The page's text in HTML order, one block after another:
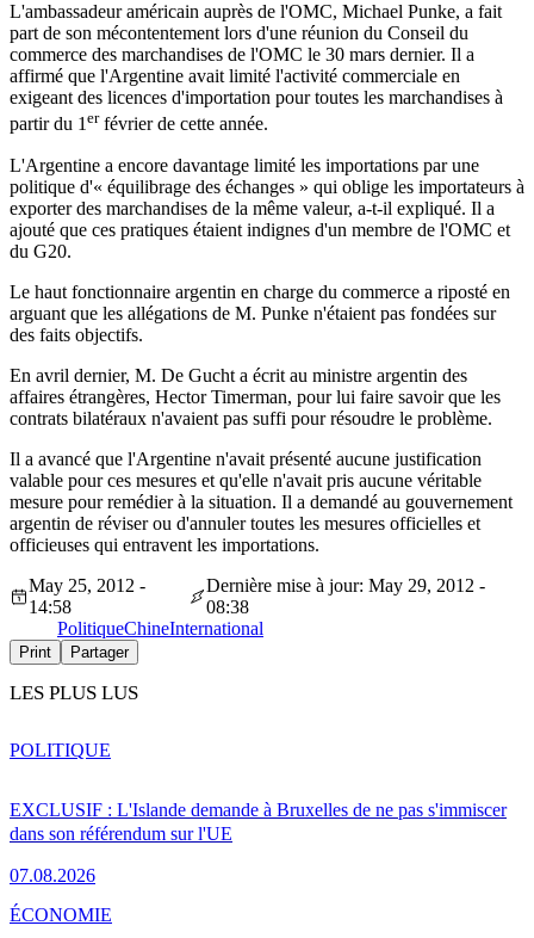
L'ambassadeur américain auprès de l'OMC, Michael Punke, a fait
part de son mécontentement lors d'une réunion du Conseil du
commerce des marchandises de l'OMC le 30 mars dernier. Il a
affirmé que l'Argentine avait limité l'activité commerciale en
exigeant des licences d'importation pour toutes les marchandises à
partir du 1erfévrier de cette année.
L'Argentine a encore davantage limité les importations par une
politique d'« équilibrage des échanges » qui oblige les importateurs à
exporter des marchandises de la même valeur, a-t-il expliqué. Il a
ajouté que ces pratiques étaient indignes d'un membre de l'OMC et
du G20.
Le haut fonctionnaire argentin en charge du commerce a riposté en
arguant que les allégations de M. Punke n'étaient pas fondées sur
des faits objectifs.
En avril dernier, M. De Gucht a écrit au ministre argentin des
affaires étrangères, Hector Timerman, pour lui faire savoir que les
contrats bilatéraux n'avaient pas suffi pour résoudre le problème.
Il a avancé que l'Argentine n'avait présenté aucune justification
valable pour ces mesures et qu'elle n'avait pris aucune véritable
mesure pour remédier à la situation. Il a demandé au gouvernement
argentin de réviser ou d'annuler toutes les mesures officielles et
officieuses qui entravent les importations.
May 25, 2012 -
14:58
Dernière mise à jour: May 29, 2012 -
08:38
PolitiqueChineInternational
Print Partager
LES PLUS LUS
EXCLUSIF : L'Islande demande à Bruxelles de ne pas s'immiscer
dans son référendum sur l'UE
07.08.2026
POLITIQUE
ÉCONOMIE